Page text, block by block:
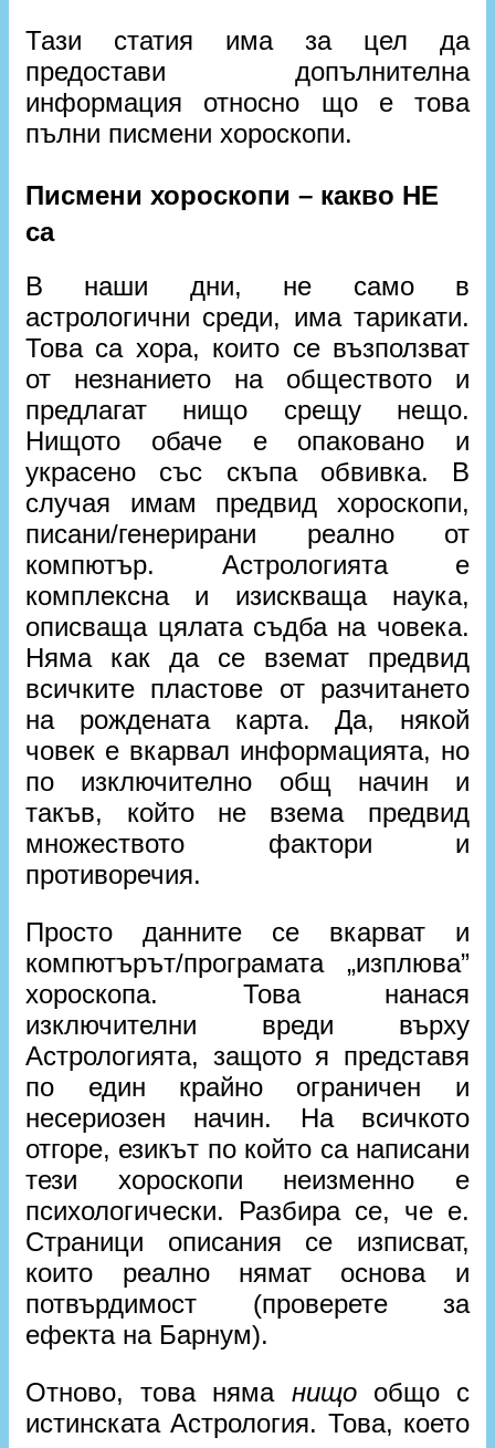
Тази статия има за цел да
предостави допълнителна
информация относно що е това
пълни писмени хороскопи.
Писмени хороскопи – какво НЕ
са
В наши дни, не само в
астрологични среди, има тарикати.
Това са хора, които се възползват
от незнанието на обществото и
предлагат нищо срещу нещо.
Нищото обаче е опаковано и
украсено със скъпа обвивка. В
случая имам предвид хороскопи,
писани/генерирани реално от
компютър. Астрологията е
комплексна и изискваща наука,
описваща цялата съдба на човека.
Няма как да се вземат предвид
всичките пластове от разчитането
на рождената карта. Да, някой
човек е вкарвал информацията, но
по изключително общ начин и
такъв, който не взема предвид
множеството фактори и
противоречия.
Просто данните се вкарват и
компютърът/програмата „изплюва”
хороскопа. Това нанася
изключителни вреди върху
Астрологията, защото я представя
по един крайно ограничен и
несериозен начин. На всичкото
отгоре, езикът по който са написани
тези хороскопи неизменно е
психологически. Разбира се, че е.
Страници описания се изписват,
които реално нямат основа и
потвърдимост (проверете за
ефекта на Барнум).
Отново, това няма нищообщо с
истинската Астрология. Това, което